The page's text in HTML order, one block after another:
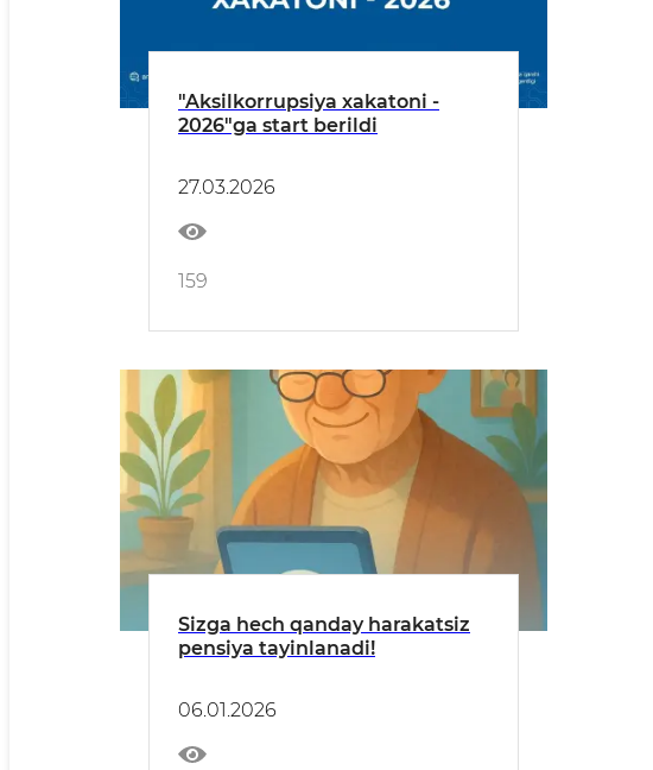
"Aksilkorrupsiya xakatoni -
2026"ga start berildi
27.03.2026
159
Sizga hech qanday harakatsiz
pensiya tayinlanadi!
06.01.2026